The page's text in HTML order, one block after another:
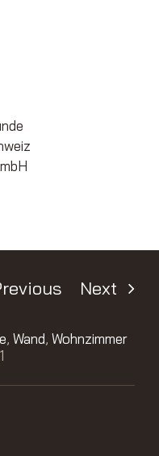
Next
, Wand, Wohnzimmer